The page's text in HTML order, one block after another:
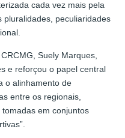
cada vez mais pela
pluralidades, peculiaridades
Suely Marques,
e reforçou o papel central
o alinhamento de
entre os regionais,
em conjuntos